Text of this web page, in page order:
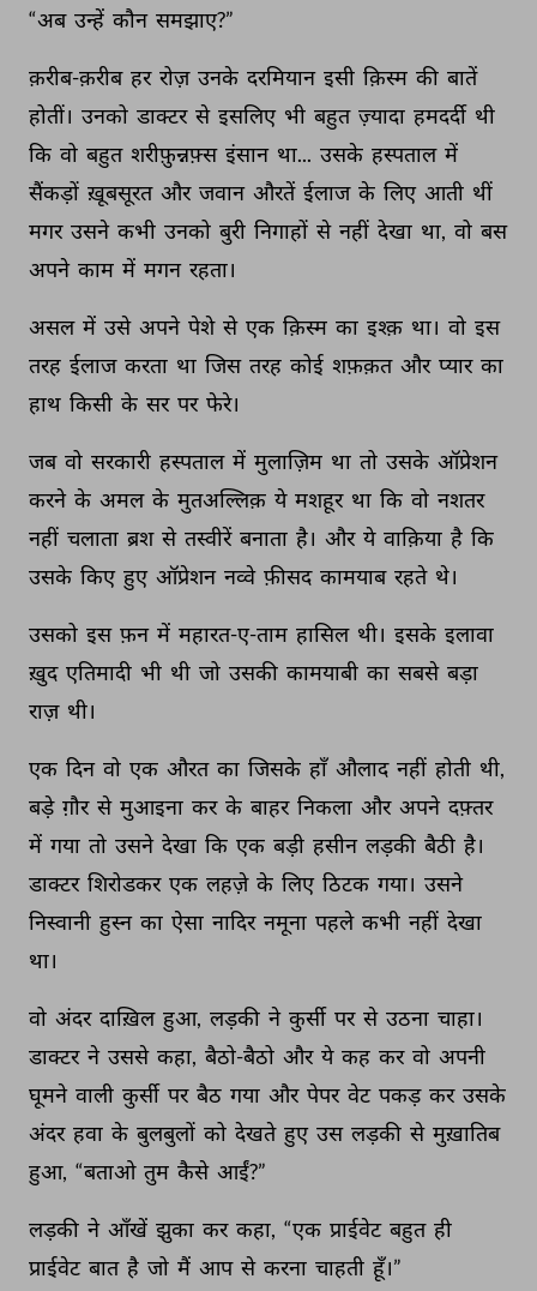
“अब उन्हें कौन समझाए?”
क़रीब-क़रीब हर रोज़ उनके दरमियान इसी क़िस्म की बातें
होतीं। उनको डाक्टर से इसलिए भी बहुत ज़्यादा हमदर्दी थी
कि वो बहुत शरीफ़ुन्नफ़्स इंसान था... उसके हस्पताल में
सैंकड़ों ख़ूबसूरत और जवान औरतें ईलाज के लिए आती थीं
मगर उसने कभी उनको बुरी निगाहों से नहीं देखा था, वो बस
अपने काम में मगन रहता।
असल में उसे अपने पेशे से एक क़िस्म का इश्क़ था। वो इस
तरह ईलाज करता था जिस तरह कोई शफ़क़त और प्यार का
हाथ किसी के सर पर फेरे।
जब वो सरकारी हस्पताल में मुलाज़िम था तो उसके ऑप्रेशन
करने के अमल के मुतअल्लिक़ ये मशहूर था कि वो नशतर
नहीं चलाता ब्रश से तस्वीरें बनाता है। और ये वाक़िया है कि
उसके किए हुए ऑप्रेशन नव्वे फ़ीसद कामयाब रहते थे।
उसको इस फ़न में महारत-ए-ताम हासिल थी। इसके इलावा
ख़ुद एतिमादी भी थी जो उसकी कामयाबी का सबसे बड़ा
राज़ थी।
एक दिन वो एक औरत का जिसके हाँ औलाद नहीं होती थी,
बड़े ग़ौर से मुआइना कर के बाहर निकला और अपने दफ़्तर
में गया तो उसने देखा कि एक बड़ी हसीन लड़की बैठी है।
डाक्टर शिरोडकर एक लहज़े के लिए ठिटक गया। उसने
निस्वानी हुस्न का ऐसा नादिर नमूना पहले कभी नहीं देखा
था।
वो अंदर दाख़िल हुआ, लड़की ने कुर्सी पर से उठना चाहा।
डाक्टर ने उससे कहा, बैठो-बैठो और ये कह कर वो अपनी
घूमने वाली कुर्सी पर बैठ गया और पेपर वेट पकड़ कर उसके
अंदर हवा के बुलबुलों को देखते हुए उस लड़की से मुख़ातिब
हुआ, “बताओ तुम कैसे आईं?”
लड़की ने आँखें झुका कर कहा, “एक प्राईवेट बहुत ही
प्राईवेट बात है जो मैं आप से करना चाहती हूँ।”